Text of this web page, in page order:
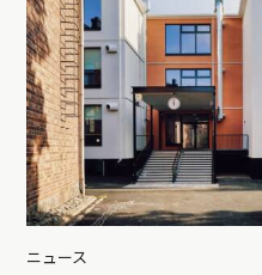
ニュース